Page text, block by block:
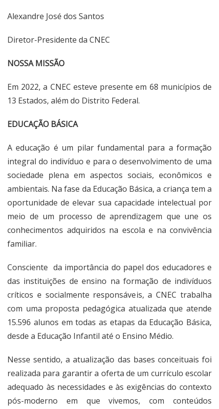
Alexandre José dos Santos
Diretor-Presidente da CNEC
NOSSA MISSÃO
Em 2022, a CNEC esteve presente em 68 municípios de
13 Estados, além do Distrito Federal.
EDUCAÇÃO BÁSICA
A educação é um pilar fundamental para a formação
integral do indivíduo e para o desenvolvimento de uma
sociedade plena em aspectos sociais, econômicos e
ambientais. Na fase da Educação Básica, a criança tem a
oportunidade de elevar sua capacidade intelectual por
meio de um processo de aprendizagem que une os
conhecimentos adquiridos na escola e na convivência
familiar.
Consciente da importância do papel dos educadores e
das instituições de ensino na formação de indivíduos
críticos e socialmente responsáveis, a CNEC trabalha
com uma proposta pedagógica atualizada que atende
15.596 alunos em todas as etapas da Educação Básica,
desde a Educação Infantil até o Ensino Médio.
Nesse sentido, a atualização das bases conceituais foi
realizada para garantir a oferta de um currículo escolar
adequado às necessidades e às exigências do contexto
pós-moderno em que vivemos, com conteúdos